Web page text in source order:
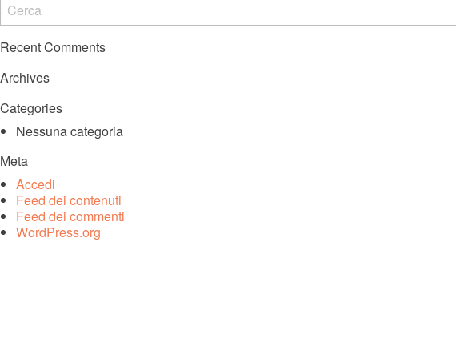
Recent Comments
Archives
Categories
Nessuna categoria
Meta
Accedi
Feed dei contenuti
Feed dei commenti
WordPress.org